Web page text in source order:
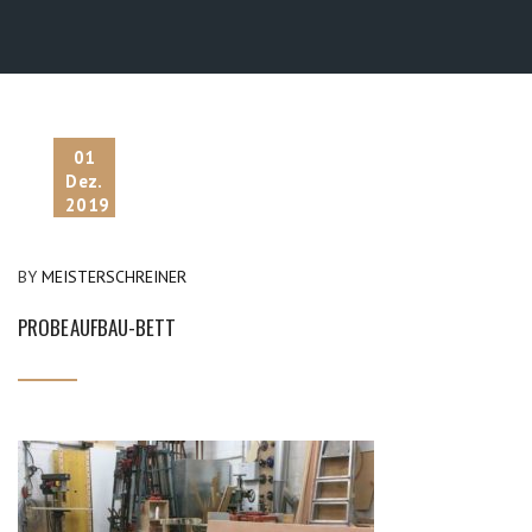
01
Dez.
2019
BY MEISTERSCHREINER
PROBEAUFBAU-BETT